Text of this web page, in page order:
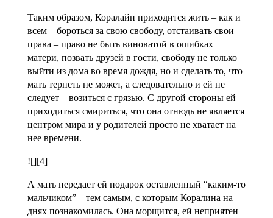
Таким образом, Коралайн приходится жить – как и
всем – бороться за свою свободу, отстаивать свои
права – право не быть виноватой в ошибках
матери, позвать друзей в гости, свободу не только
выйти из дома во время дождя, но и сделать то, что
мать терпеть не может, а следовательно и ей не
следует – возиться с грязью. С другой стороны ей
приходиться смириться, что она отнюдь не является
центром мира и у родителей просто не хватает на
нее времени.
![][4]
А мать передает ей подарок оставленный “каким-то
мальчиком” – тем самым, с которым Коралина на
днях познакомилась. Она морщится, ей неприятен